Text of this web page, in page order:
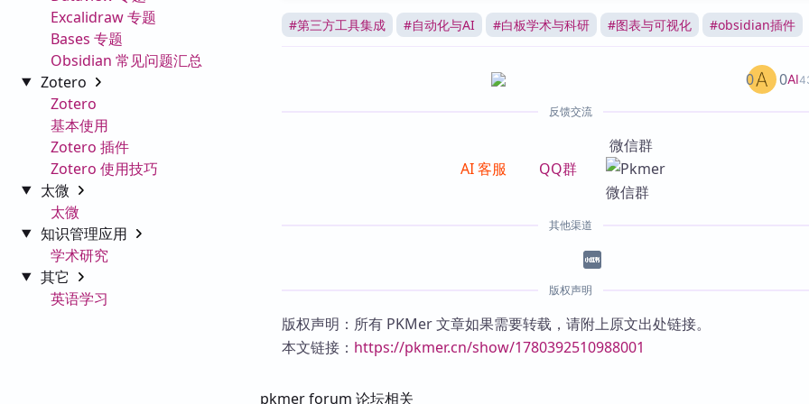
Excalidraw 专题
Bases 专题
Obsidian 常见问题汇总
Zotero
Zotero
基本使用
Zotero 插件
Zotero 使用技巧
太微
太微
知识管理应用
学术研究
其它
英语学习
#第三方工具集成 #自动化与AI #白板学术与科研 #图表与可视化 #obsidian插件
AI
0 0
反馈交流
AI 客服 QQ群
微信群
其他渠道
版权声明
版权声明：所有 PKMer 文章如果需要转载，请附上原文出处链接。
本文链接： https://pkmer.cn/show/1780392510988001
pkmer forum 论坛相关